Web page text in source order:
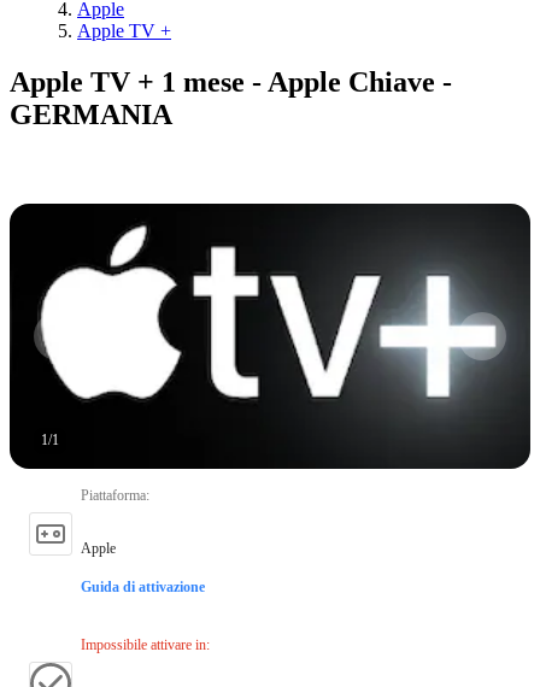
Apple
Apple TV +
Apple TV + 1 mese - Apple Chiave -
GERMANIA
1/1
Piattaforma:
Apple
Guida di attivazione
Impossibile attivare in: